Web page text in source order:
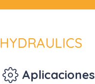
HYDRAULICS
Aplicaciones